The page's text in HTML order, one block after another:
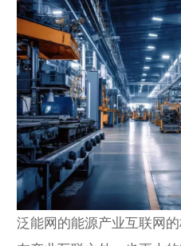
泛能网的能源产业互联网